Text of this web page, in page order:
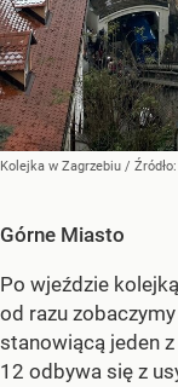
Kolejka w Zagrzebiu / Źródło:
Górne Miasto
Po wjeździe
od razu
stanowiącą jeden
12 odbywa się z